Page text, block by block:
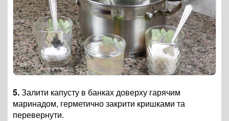
5.Залити капусту в банках доверху гарячим
маринадом, герметично закрити кришками та
перевернути.